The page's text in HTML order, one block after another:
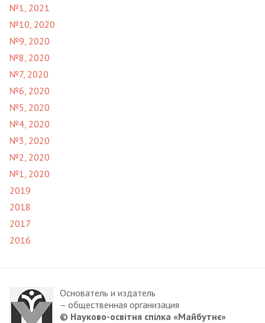
№1, 2021
№10, 2020
№9, 2020
№8, 2020
№7, 2020
№6, 2020
№5, 2020
№4, 2020
№3, 2020
№2, 2020
№1, 2020
2019
2018
2017
2016
Основатель и издатель
– общественная организация
© Науково-освітня спілка «Майбутнє»